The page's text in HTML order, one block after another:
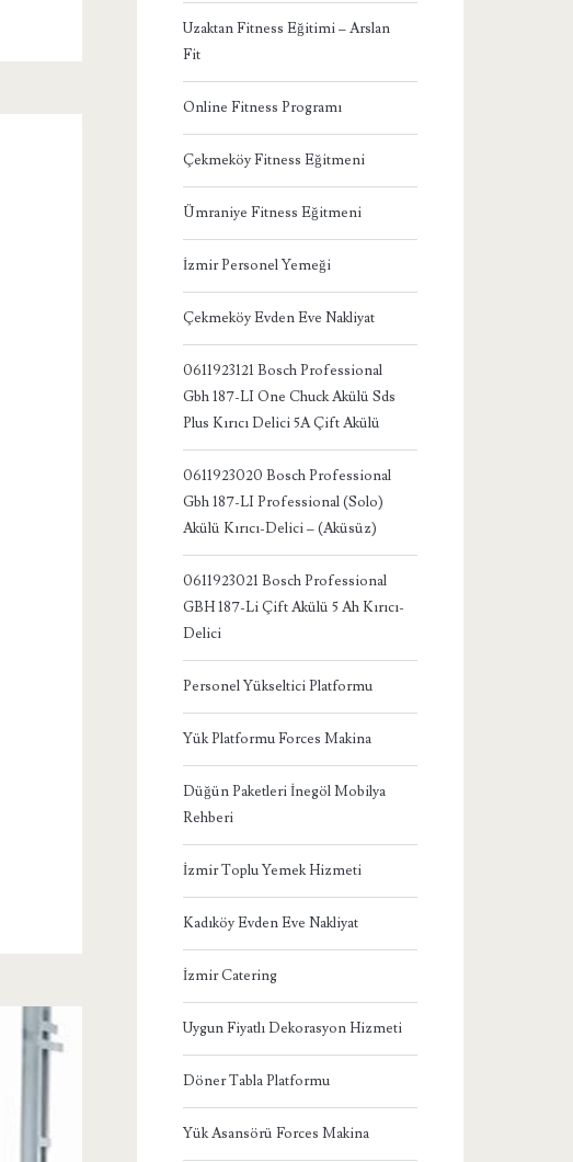
Uzaktan Fitness Eğitimi – Arslan
Fit
Online Fitness Programı
Çekmeköy Fitness Eğitmeni
Ümraniye Fitness Eğitmeni
İzmir Personel Yemeği
Çekmeköy Evden Eve Nakliyat
0611923121 Bosch Professional
Gbh 187-LI One Chuck Akülü Sds
Plus Kırıcı Delici 5A Çift Akülü
0611923020 Bosch Professional
Gbh 187-LI Professional (Solo)
Akülü Kırıcı-Delici – (Aküsüz)
0611923021 Bosch Professional
GBH 187-Li Çift Akülü 5 Ah Kırıcı-
Delici
Personel Yükseltici Platformu
Yük Platformu Forces Makina
Düğün Paketleri İnegöl Mobilya
Rehberi
İzmir Toplu Yemek Hizmeti
Kadıköy Evden Eve Nakliyat
İzmir Catering
Uygun Fiyatlı Dekorasyon Hizmeti
Döner Tabla Platformu
Yük Asansörü Forces Makina